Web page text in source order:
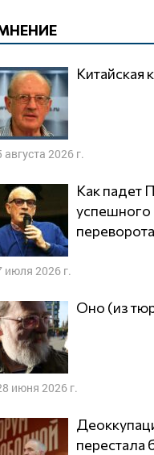
Китайская
августа 2026 г.
Как падет Путин: Хроника
успешного
переворота
июля 2026 г.
Оно (из
июня 2026 г.
Деоккупация Крыма
перестала